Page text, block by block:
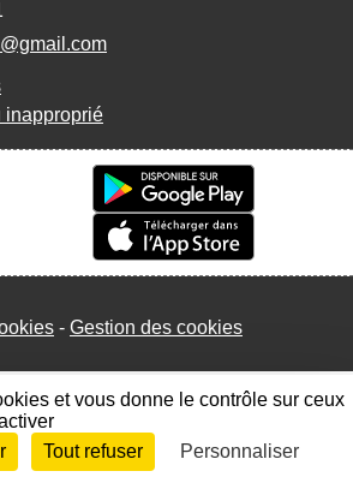
inapproprié
Gestion des cookies
Connexion
et vous donne le contrôle sur ceux
Tout refuser Personnaliser